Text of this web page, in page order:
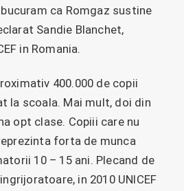
ca Romgaz sustine
Sandie Blanchet,
in Romania.
400.000 de copii
la scoala. Mai mult, doi din
opt clase. Copiii care nu
forta de munca
10 – 15 ani. Plecand de
in 2010 UNICEF